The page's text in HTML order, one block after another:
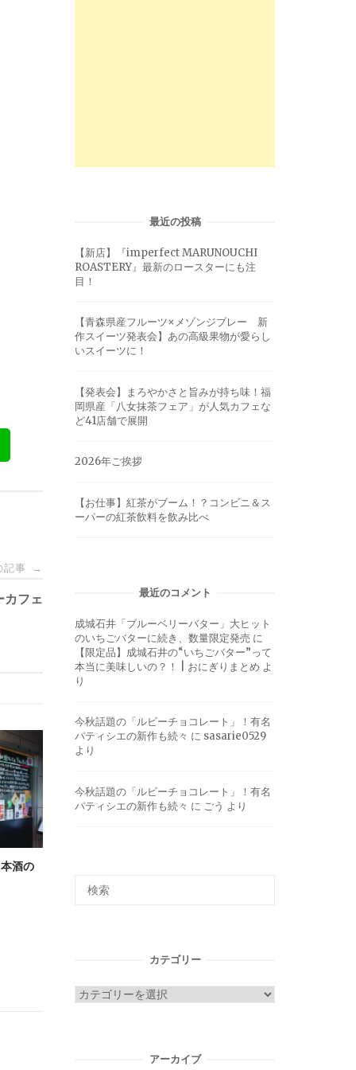
記事 →
カフェ
酒の
最近の投稿
【新店】『imperfect MARUNOUCHI
ROASTERY』最新のロースターにも注
目！
【青森県産フルーツ×メゾンジブレー 新
作スイーツ発表会】あの高級果物が愛らし
いスイーツに！
【発表会】まろやかさと旨みが持ち味！福
岡県産「八女抹茶フェア」が人気カフェな
ど41店舗で展開
2026年ご挨拶
【お仕事】紅茶がブーム！？コンビニ＆ス
ーパーの紅茶飲料を飲み比べ
最近のコメント
成城石井「ブルーベリーバター」大ヒット
のいちごバターに続き、数量限定発売 に
【限定品】成城石井の“いちごバター”って
本当に美味しいの？！ | おにぎりまとめ よ
り
今秋話題の「ルビーチョコレート」！有名
パティシエの新作も続々 に sasarie0529
より
今秋話題の「ルビーチョコレート」！有名
パティシエの新作も続々 に ごう より
カテゴリー
カ
アーカイブ